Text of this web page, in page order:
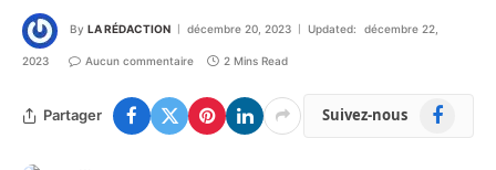
By LA RÉDACTION décembre 20, 2023 Updated: décembre 22,
2023 Aucun commentaire 2 Mins Read
Partager Suivez-nous Facebook